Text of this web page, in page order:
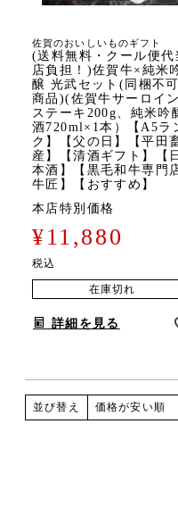
佐賀のおいしいものギフト
(送料無料・クール便代
店負担！)佐賀牛×純米
醸 光武セット(同梱不可
商品)(佐賀牛サーロイン
ステーキ200g、純米吟
酒720ml×1本）【A5ラ
ク】【父の日】【平田
産】【清酒ギフト】【日
本酒】【黒毛和牛専門
牛匠】【おすすめ】
本店特別価格
¥11,880
税込
在庫切れ
詳細を見る
並び替え 価格が安い順